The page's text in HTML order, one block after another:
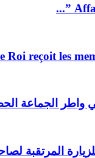
Roi reçoit les
واطر الجماعة
المرتقبة